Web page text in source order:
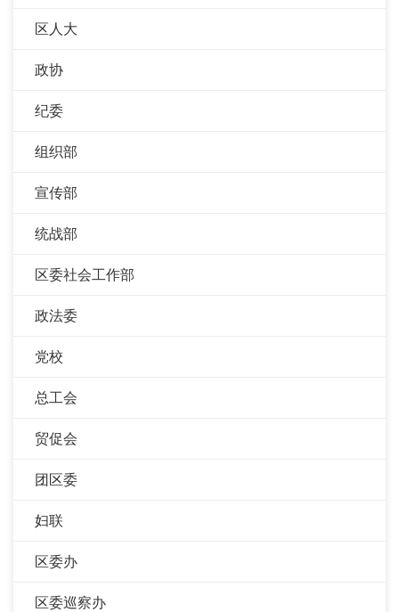
区人大
政协
纪委
组织部
宣传部
统战部
区委社会工作部
政法委
党校
总工会
贸促会
团区委
妇联
区委办
区委巡察办